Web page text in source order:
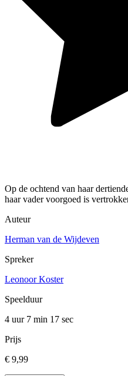
Op de ochtend van haar
haar vader voorgoed is
Auteur
Herman van de Wijdeven
Spreker
Leonoor Koster
Speelduur
4 uur 7 min 17 sec
Prijs
€ 9,99